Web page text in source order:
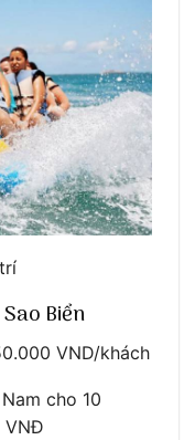
Biển
VND/khách
cho 10
VNĐ